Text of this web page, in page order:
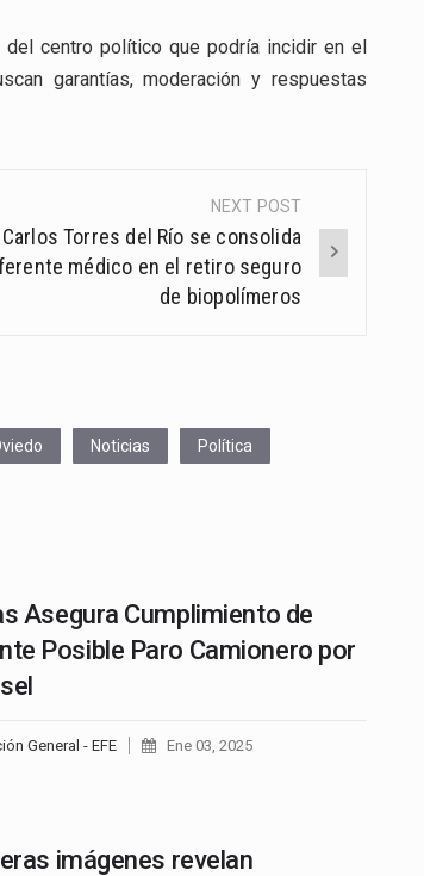
centro político que podría incidir en el
garantías, moderación y respuestas
NEXT POST
Torres del Río se consolida
médico en el retiro seguro
de biopolímeros
Noticias Política
Asegura Cumplimiento de
Posible Paro Camionero por
General - EFE Ene 03, 2025
imágenes revelan